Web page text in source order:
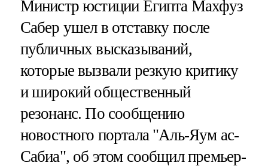
Министр юстиции Египта Махфуз
Сабер ушел в отставку после
публичных высказываний,
которые вызвали резкую критику
и широкий общественный
резонанс. По сообщению
новостного портала "Аль-Яум ас-
Сабиа", об этом сообщил премьер-